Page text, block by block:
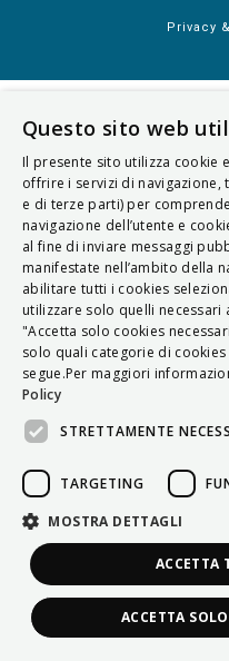
Privacy
Questo sito web
Il presente sito utilizza cookie
offrire i servizi di
e di terze parti) per
navigazione dell’utente e
al fine di inviare messaggi
manifestate nell’ambito della
abilitare tutti i cookies
utilizzare solo quelli
"Accetta solo cookies
solo quali categorie di
segue.Per maggiori
Policy
STRETTAMENTE
TARGETING
MOSTRA DETTAGLI
ACCETTA
ACCETTA